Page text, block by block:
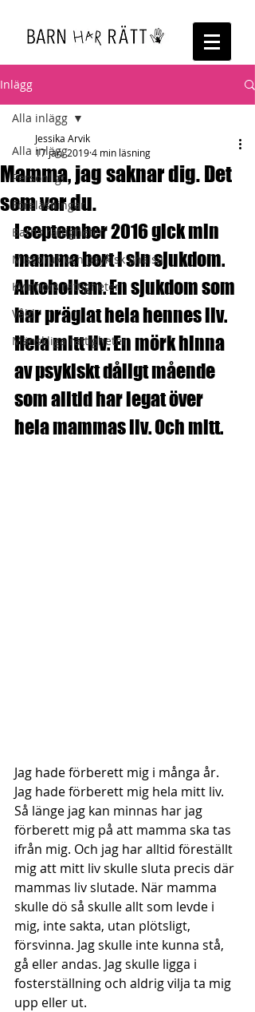
Inlägg
Alla inlägg
Personligt
Föreläsningar
Barns rättigheter
Missbruk och psykisk ohälsa
Kvinnors rättigheter
Våld
Mänskliga rättigheter
Alla inlägg
Mamma, jag saknar dig. Det
som var du.
Jessika Arvik
17 jan. 20194 min läsning
I september 2016 gick min
mamma bort i sin sjukdom.
Alkoholism. En sjukdom som
har präglat hela hennes liv.
Hela mitt liv. En mörk hinna
av psykiskt dåligt mående
som alltid har legat över
hela mammas liv. Och mitt.
Jag hade förberett mig i många år.
Jag hade förberett mig hela mitt liv.
Så länge jag kan minnas har jag
förberett mig på att mamma ska tas
ifrån mig. Och jag har alltid föreställt
mig att mitt liv skulle sluta precis där
mammas liv slutade. När mamma
skulle dö så skulle allt som levde i
mig, inte sakta, utan plötsligt,
försvinna. Jag skulle inte kunna stå,
gå eller andas. Jag skulle ligga i
fosterställning och aldrig vilja ta mig
upp eller ut.